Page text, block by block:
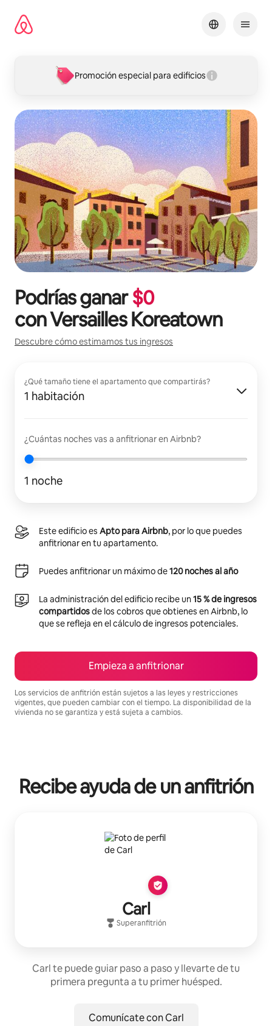
contenido
Promoción especial para edificios
Podrías ganar$0
conVersailles Koreatown
Descubre cómo estimamos tus ingresos
¿Qué tamaño tiene el apartamento que compartirás?
1 habitación
¿Cuántas noches vas a anfitrionar en Airbnb?
1 noche
Este edificio es Apto para Airbnb, por lo que puedes
anfitrionar en tu apartamento.
Puedes anfitrionar un máximo de120 noches al año
La administración del edificio recibe un15 % de ingresos
compartidosde los cobros que obtienes en Airbnb, lo
que se refleja en el cálculo de ingresos potenciales.
Empieza a anfitrionar
Los servicios de anfitrión están sujetos a las leyes y restricciones
vigentes, que pueden cambiar con el tiempo. La disponibilidad de la
vivienda no se garantiza y está sujeta a cambios.
Recibe ayuda de un anfitrión
Carl
Superanfitrión
Carl te puede guiar paso a paso y llevarte de tu
primera pregunta a tu primer huésped.
Comunícate con Carl